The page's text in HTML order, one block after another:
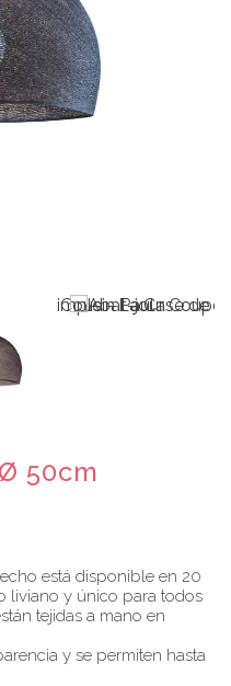
50cm
está disponible en 20
liviano y único para todos
tejidas a mano en
y se permiten hasta